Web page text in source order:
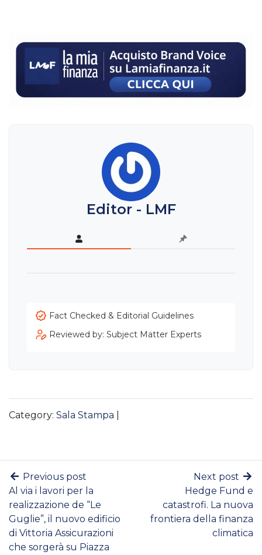
Editor - LMF
Fact Checked & Editorial Guidelines
Reviewed by: Subject Matter Experts
Category: Sala Stampa
Previous post
Al via i lavori per la
realizzazione de “Le
Guglie”, il nuovo edificio
di Vittoria Assicurazioni
che sorgerà su Piazza
Next post
Hedge Fund e
catastrofi. La nuova
frontiera della finanza
climatica